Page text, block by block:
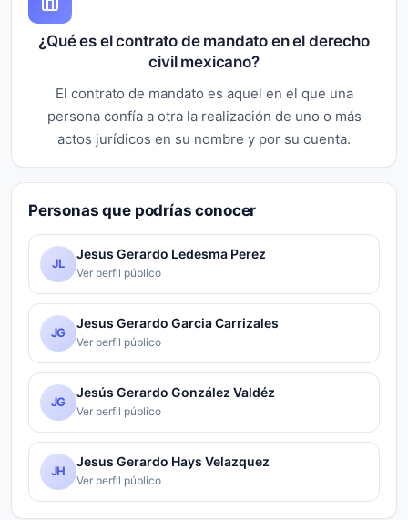
¿Qué es el contrato de mandato en el derecho
civil mexicano?
El contrato de mandato es aquel en el que una
persona confía a otra la realización de uno o más
actos jurídicos en su nombre y por su cuenta.
Personas que podrías conocer
JL
Jesus Gerardo Ledesma Perez
Ver perfil público
JG
Jesus Gerardo Garcia Carrizales
Ver perfil público
JG
Jesús Gerardo González Valdéz
Ver perfil público
JH
Jesus Gerardo Hays Velazquez
Ver perfil público